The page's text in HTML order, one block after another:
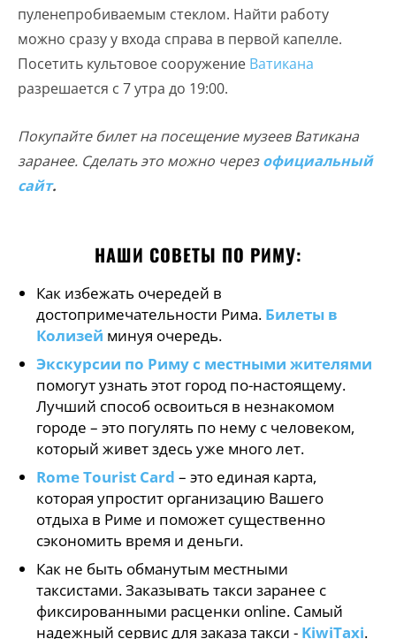
пуленепробиваемым стеклом. Найти работу
можно сразу у входа справа в первой капелле.
Посетить культовое сооружение Ватикана
разрешается с 7 утра до 19:00.
Покупайте билет на посещение музеев Ватикана
заранее. Сделать это можно черезофициальный
сайт.
НАШИ СОВЕТЫ ПО РИМУ:
Как избежать очередей в
достопримечательности Рима. Билеты в
Колизей минуя очередь.
Экскурсии по Риму с местными жителями
помогут узнать этот город по-настоящему.
Лучший способ освоиться в незнакомом
городе – это погулять по нему с человеком,
который живет здесь уже много лет.
Rome Tourist Card – это единая карта,
которая упростит организацию Вашего
отдыха в Риме и поможет существенно
сэкономить время и деньги.
Как не быть обманутым местными
таксистами. Заказывать такси заранее с
фиксированными расценки online. Самый
надежный сервис для заказа такси - KiwiTaxi.